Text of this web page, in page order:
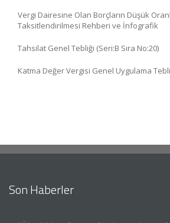
Vergi Dairesine Olan Borçların Düşük
Taksitlendirilmesi Rehberi ve İnfografik
Tahsilat Genel Tebliği (Seri:B Sıra No:20)
Katma Değer Vergisi Genel Uygulama
Son Haberler